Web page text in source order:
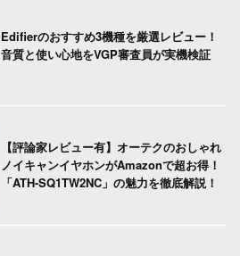
Edifierのおすすめ3機種を厳選レビュー！
音質と使い心地をVGP審査員が実機検証
【評論家レビュー有】オーテクのおしゃれ
ノイキャンイヤホンがAmazonで超お得！
「ATH-SQ1TW2NC」の魅力を徹底解説！